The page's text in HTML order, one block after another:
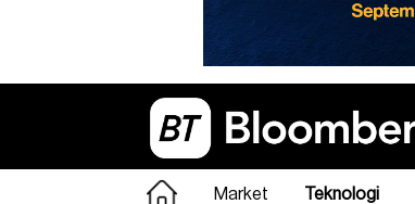
Market Teknologi